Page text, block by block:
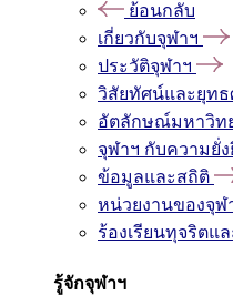
ย้อนกลับ
เกี่ยวกับจุฬาฯ
ประวัติจุฬาฯ
วิสัยทัศน์และยุทธ
อัตลักษณ์มหาวิท
จุฬาฯ กับความยั่
ข้อมูลและสถิติ
หน่วยงานของจุฬ
ร้องเรียนทุจริตแ
รู้จักจุฬาฯ